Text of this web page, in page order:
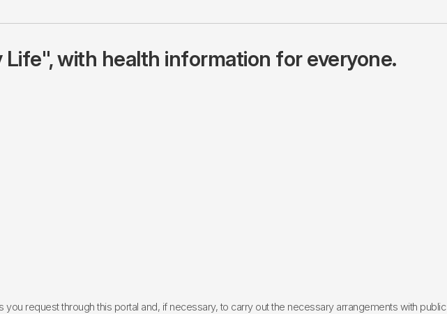
with health information for everyone.
request through this portal and, if necessary, to carry out the necessary arrangements with public